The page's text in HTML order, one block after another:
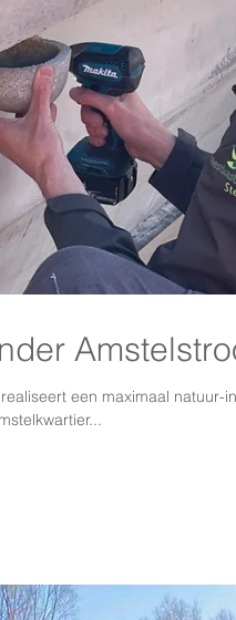
een maximaal